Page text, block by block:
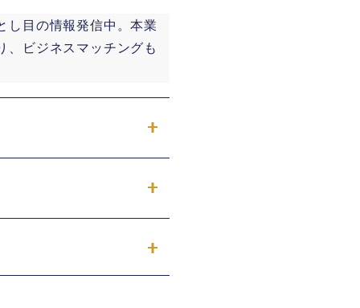
し目の情報発信中。本業
、ビジネスマッチングも